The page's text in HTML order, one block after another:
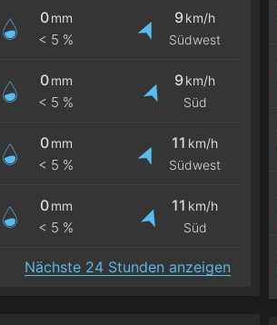
0 mm
< 5 %
9km/h
Südwest
0 mm
< 5 %
9km/h
Süd
0 mm
< 5 %
11 km/h
Südwest
0 mm
< 5 %
11 km/h
Süd
Nächste 24 Stunden anzeigen